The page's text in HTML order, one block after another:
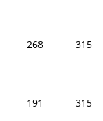
268 315
191
315